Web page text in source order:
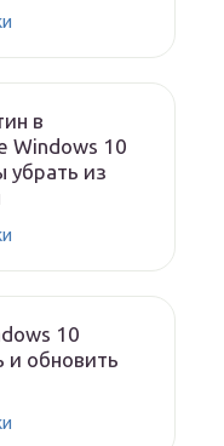
в
Windows 10
убрать из
10
и обновить